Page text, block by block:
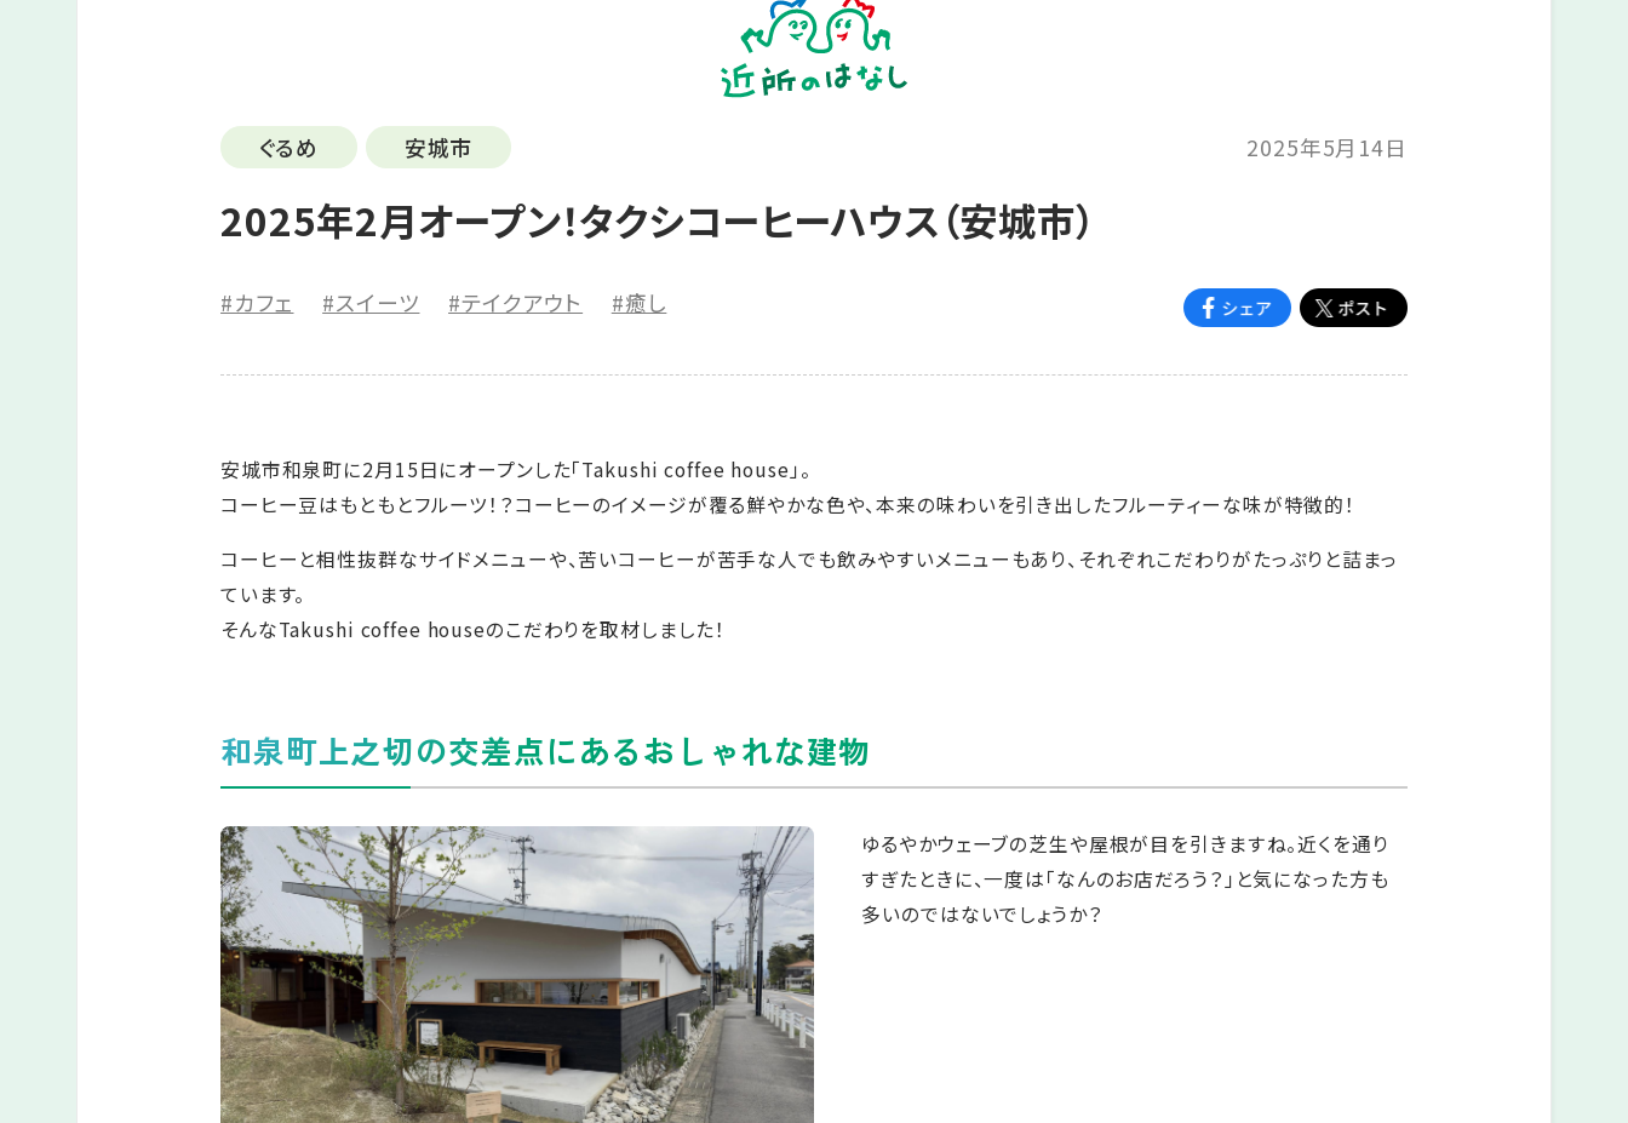
ぐるめ 安城市 2025年5月14日
2025年2月オープン！タクシコーヒーハウス（安城市）
#カフェ #スイーツ #テイクアウト #癒し
安城市和泉町に2月15日にオープンした「Takushi coffee house」。
コーヒー豆はもともとフルーツ！？コーヒーのイメージが覆る鮮やかな色や、本来の味わいを引き出したフルーティーな味が特徴的！
コーヒーと相性抜群なサイドメニューや、苦いコーヒーが苦手な人でも飲みやすいメニューもあり、それぞれこだわりがたっぷりと詰まっ
ています。
そんなTakushi coffee houseのこだわりを取材しました！
和泉町上之切の交差点にあるおしゃれな建物
ゆるやかウェーブの芝生や屋根が目を引きますね。近くを通り
すぎたときに、一度は「なんのお店だろう？」と気になった方も
多いのではないでしょうか？